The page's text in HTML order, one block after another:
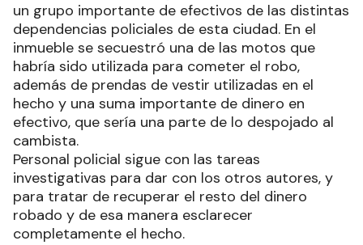
un grupo importante de efectivos de las distintas
dependencias policiales de esta ciudad. En el
inmueble se secuestró una de las motos que
habría sido utilizada para cometer el robo,
además de prendas de vestir utilizadas en el
hecho y una suma importante de dinero en
efectivo, que sería una parte de lo despojado al
cambista.
Personal policial sigue con las tareas
investigativas para dar con los otros autores, y
para tratar de recuperar el resto del dinero
robado y de esa manera esclarecer
completamente el hecho.